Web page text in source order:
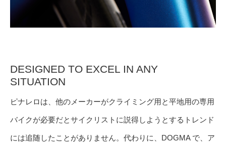
DESIGNED TO EXCEL IN ANY
SITUATION
ピナレロは、他のメーカーがクライミング用と平地用の専用
バイクが必要だとサイクリストに説得しようとするトレンド
には追随したことがありません。代わりに、DOGMA で、ア